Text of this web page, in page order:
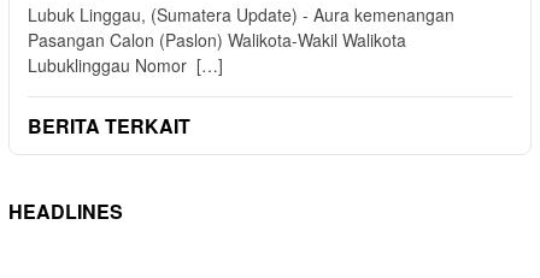
Lubuk Linggau, (Sumatera Update) - Aura kemenangan
Pasangan Calon (Paslon) Walikota-Wakil Walikota
Lubuklinggau Nomor […]
BERITA TERKAIT
HEADLINES